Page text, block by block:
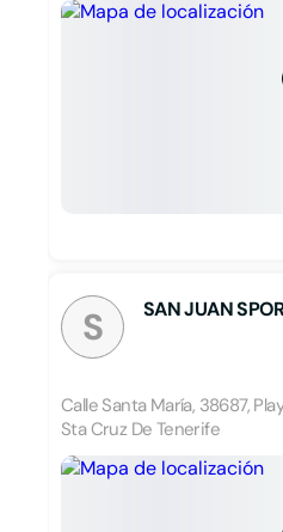
S SAN JUAN
Calle Santa María, 38687,
Sta Cruz De Tenerife